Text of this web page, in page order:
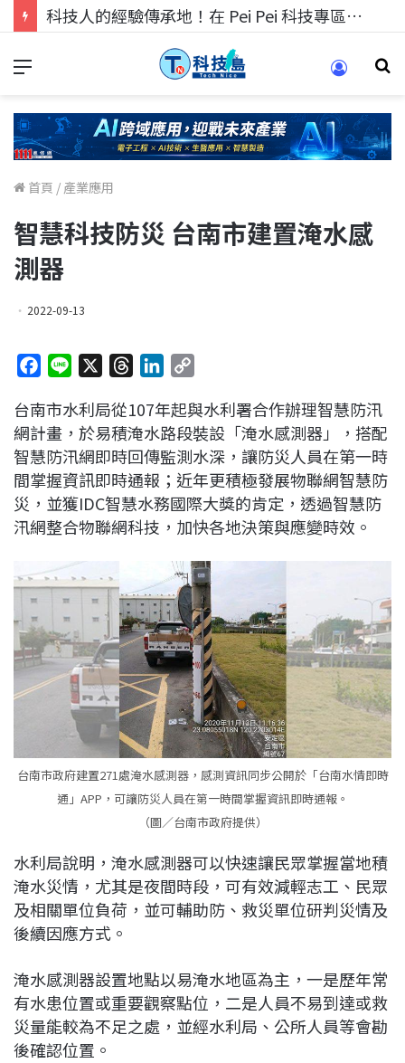
科技人的經驗傳承地！在 Pei Pei 科技專區，與學弟妹交流最硬核的技術
首頁 / 產業應用
智慧科技防災 台南市建置淹水感
測器
2022-09-13
c
e
b
o
o
k
n
e
r
e
a
d
s
n
k
e
d
I
n
p
y
L
i
n
k
台南市水利局從107年起與水利署合作辦理智慧防汛
網計畫，於易積淹水路段裝設「淹水感測器」，搭配
智慧防汛網即時回傳監測水深，讓防災人員在第一時
間掌握資訊即時通報；近年更積極發展物聯網智慧防
災，並獲IDC智慧水務國際大獎的肯定，透過智慧防
汛網整合物聯網科技，加快各地決策與應變時效。
台南市政府建置271處淹水感測器，感測資訊同步公開於「台南水情即時
通」APP，可讓防災人員在第一時間掌握資訊即時通報。
（圖／台南市政府提供）
水利局說明，淹水感測器可以快速讓民眾掌握當地積
淹水災情，尤其是夜間時段，可有效減輕志工、民眾
及相關單位負荷，並可輔助防、救災單位研判災情及
後續因應方式。
淹水感測器設置地點以易淹水地區為主，一是歷年常
有水患位置或重要觀察點位，二是人員不易到達或救
災量能較為不足之處，並經水利局、公所人員等會勘
後確認位置。